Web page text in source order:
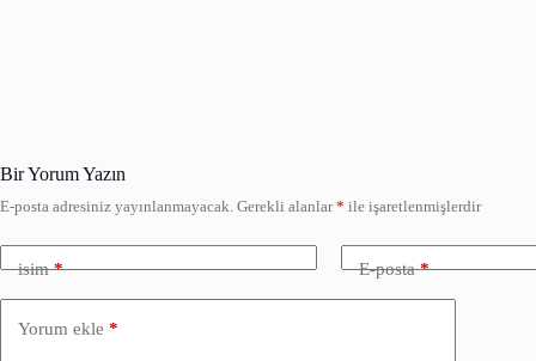
Bir Yorum Yazın
E-posta adresiniz yayınlanmayacak. Gerekli alanlar* ile işaretlenmişlerdir
isim* E-posta*
Yorum ekle *